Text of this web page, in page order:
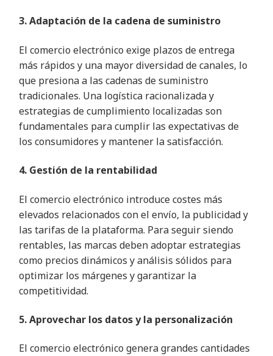
3. Adaptación de la cadena de suministro
El comercio electrónico exige plazos de entrega
más rápidos y una mayor diversidad de canales, lo
que presiona a las cadenas de suministro
tradicionales. Una logística racionalizada y
estrategias de cumplimiento localizadas son
fundamentales para cumplir las expectativas de
los consumidores y mantener la satisfacción.
4. Gestión de la rentabilidad
El comercio electrónico introduce costes más
elevados relacionados con el envío, la publicidad y
las tarifas de la plataforma. Para seguir siendo
rentables, las marcas deben adoptar estrategias
como precios dinámicos y análisis sólidos para
optimizar los márgenes y garantizar la
competitividad.
5. Aprovechar los datos y la personalización
El comercio electrónico genera grandes cantidades